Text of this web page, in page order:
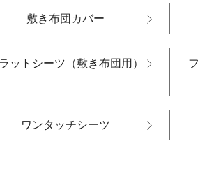
敷き布団カバー
ットシーツ（敷き布団用）
ワンタッチシーツ